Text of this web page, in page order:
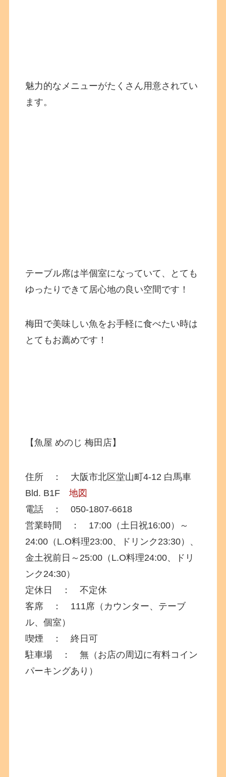
魅力的なメニューがたくさん用意されてい
ます。
テーブル席は半個室になっていて、とても
ゆったりできて居心地の良い空間です！
梅田で美味しい魚をお手軽に食べたい時は
とてもお薦めです！
【魚屋 めのじ 梅田店】
住所 ： 大阪市北区堂山町4-12 白馬車
Bld. B1F地図
電話 ： 050-1807-6618
営業時間 ： 17:00（土日祝16:00）～
24:00（L.O料理23:00、ドリンク23:30）、
金土祝前日～25:00（L.O料理24:00、ドリ
ンク24:30）
定休日 ： 不定休
客席 ： 111席（カウンター、テーブ
ル、個室）
喫煙 ： 終日可
駐車場 ： 無（お店の周辺に有料コイン
パーキングあり）